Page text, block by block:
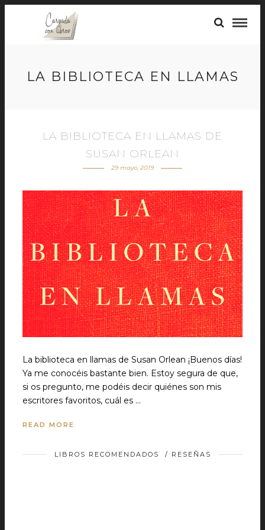
LA BIBLIOTECA EN LLAMAS
LA BIBLIOTECA EN LLAMAS DE
SUSAN ORLEAN
29 mayo, 2019
La biblioteca en llamas de Susan Orlean ¡Buenos días!
Ya me conocéis bastante bien. Estoy segura de que,
si os pregunto, me podéis decir quiénes son mis
escritores favoritos, cuál es …
READ MORE
LIBROS RECOMENDADOS / RESEÑAS